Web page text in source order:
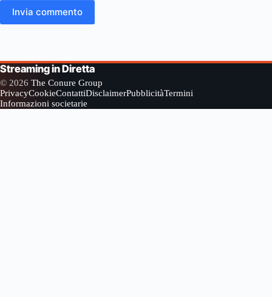
Invia commento
Streaming in Diretta
© 2026 The Conure Group
PrivacyCookieContattiDisclaimerPubblicitàTermini
Informazioni societarie